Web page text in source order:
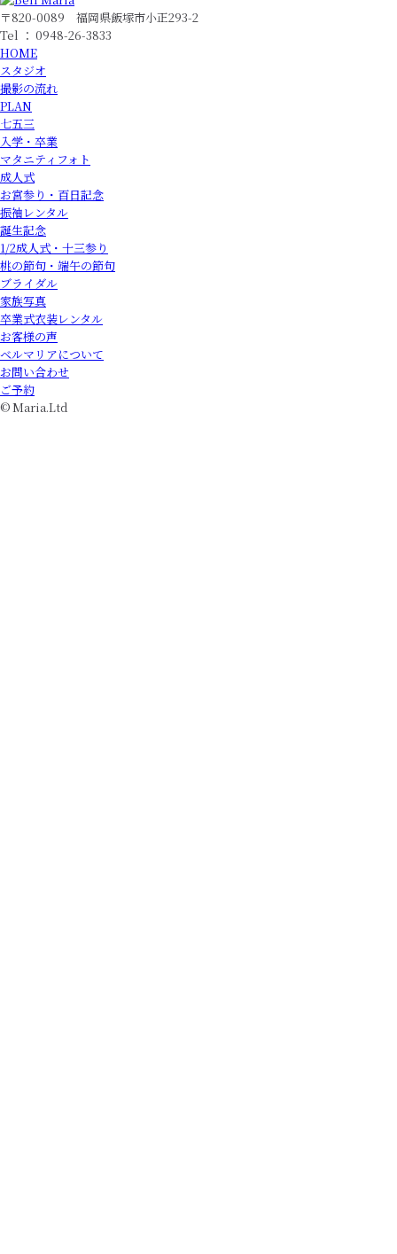
〒820-0089 福岡県飯塚市小正293-2
Tel ： 0948-26-3833
HOME
スタジオ
撮影の流れ
PLAN
七五三
入学・卒業
マタニティフォト
成人式
お宮参り・百日記念
振袖レンタル
誕生記念
1/2成人式・十三参り
桃の節句・端午の節句
ブライダル
家族写真
卒業式衣装レンタル
お客様の声
ベルマリアについて
お問い合わせ
ご予約
© Maria.Ltd